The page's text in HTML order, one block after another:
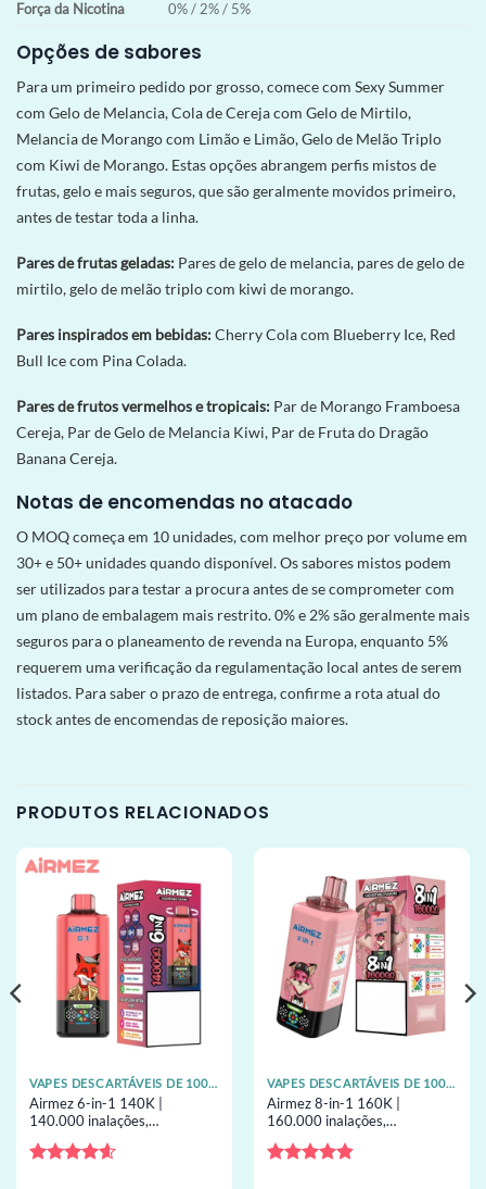
Força da Nicotina
0% / 2% / 5%
Opções de sabores
Para um primeiro pedido por grosso, comece com Sexy Summer
com Gelo de Melancia, Cola de Cereja com Gelo de Mirtilo,
Melancia de Morango com Limão e Limão, Gelo de Melão Triplo
com Kiwi de Morango. Estas opções abrangem perfis mistos de
frutas, gelo e mais seguros, que são geralmente movidos primeiro,
antes de testar toda a linha.
Pares de frutas geladas: Pares de gelo de melancia, pares de gelo de
mirtilo, gelo de melão triplo com kiwi de morango.
Pares inspirados em bebidas:Cherry Cola com Blueberry Ice, Red
Bull Ice com Pina Colada.
Pares de frutos vermelhos e tropicais: Par de Morango Framboesa
Cereja, Par de Gelo de Melancia Kiwi, Par de Fruta do Dragão
Banana Cereja.
Notas de encomendas no atacado
O MOQ começa em 10 unidades, com melhor preço por volume em
30+ e 50+ unidades quando disponível. Os sabores mistos podem
ser utilizados para testar a procura antes de se comprometer com
um plano de embalagem mais restrito. 0% e 2% são geralmente mais
seguros para o planeamento de revenda na Europa, enquanto 5%
requerem uma verificação da regulamentação local antes de serem
listados. Para saber o prazo de entrega, confirme a rota atual do
stock antes de encomendas de reposição maiores.
PRODUTOS RELACIONADOS
VAPES DESCARTÁVEIS DE 100K TRAGADAS
Airmez 6-in-1 140K |
140.000 inalações,
45ml, ecrã grande,
VAPES DESCARTÁVEIS DE 100K TRAGADAS
Airmez 8-in-1 160K |
160.000 inalações,
60ml, ecrã grande,